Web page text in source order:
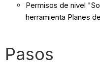
Permisos de nivel
herramienta Planes
Pasos